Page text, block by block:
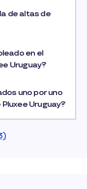
de altas de
en el
Uruguay?
uno por uno
Uruguay?